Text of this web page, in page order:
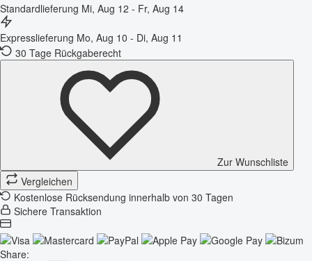
Standardlieferung Mi, Aug 12 - Fr, Aug 14
Expresslieferung Mo, Aug 10 - Di, Aug 11
30 Tage Rückgaberecht
Zur Wunschliste
Vergleichen
Kostenlose Rücksendung innerhalb von 30 Tagen
Sichere Transaktion
Share: